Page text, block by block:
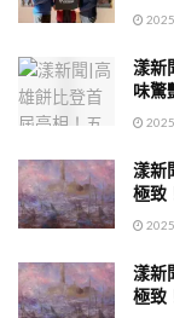
漾新
味驚
漾新
極致
漾新
極致